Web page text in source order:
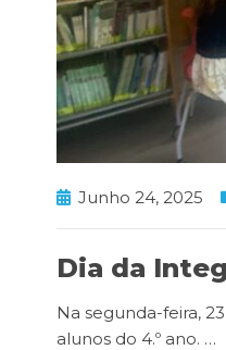
Junho 24, 2025
Dia da
Na segunda-feira,
alunos do 4.º ano. …